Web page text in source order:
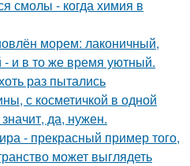
смолы - когда химия в
морем: лаконичный,
и в то же время уютный.
раз пытались
с косметичкой в одной
да, нужен.
- прекрасный пример того,
может выглядеть